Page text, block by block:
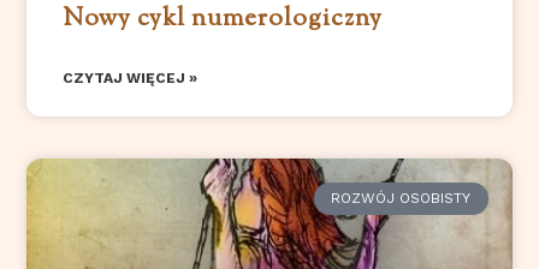
Nowy cykl numerologiczny
CZYTAJ WIĘCEJ »
ROZWÓJ OSOBISTY